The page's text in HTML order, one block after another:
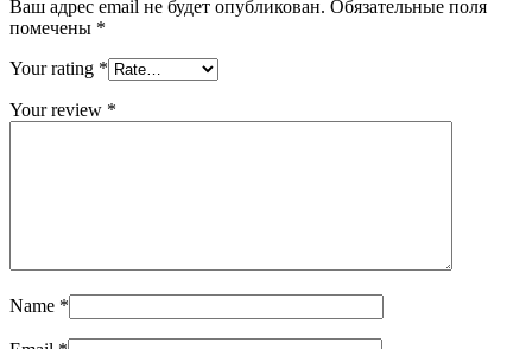
Ваш адрес email не будет опубликован. Обязательные поля
помечены *
Your rating *
Your review *
Name *